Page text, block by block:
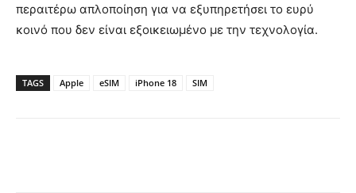
περαιτέρω απλοποίηση για να εξυπηρετήσει το ευρύ
κοινό που δεν είναι εξοικειωμένο με την τεχνολογία.
TAGS Apple eSIM iPhone 18 SIM